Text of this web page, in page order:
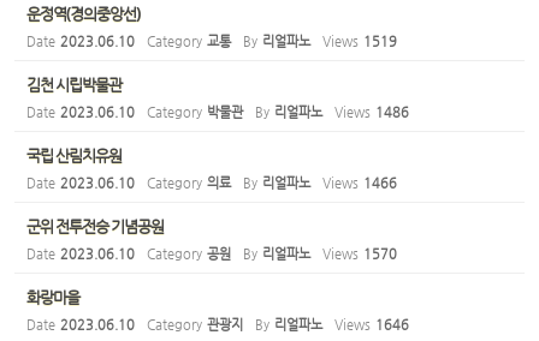
운정역(경의중앙선)
Date 2023.06.10 Category 교통 By 리얼파노 Views 1519
김천 시립박물관
Date 2023.06.10 Category 박물관 By 리얼파노 Views 1486
국립 산림치유원
Date 2023.06.10 Category 의료 By 리얼파노 Views 1466
군위 전투전승 기념공원
Date 2023.06.10 Category 공원 By 리얼파노 Views 1570
화랑마을
Date 2023.06.10 Category 관광지 By 리얼파노 Views 1646